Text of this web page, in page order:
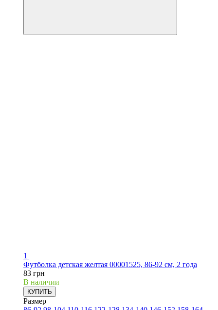
1
Футболка детская желтая 00001525, 86-92 см, 2 года
83 грн
В наличии
КУПИТЬ
Размер